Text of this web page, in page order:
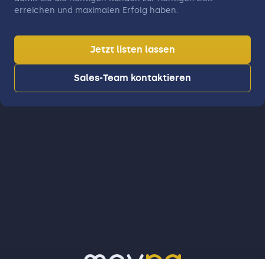
erreichen und maximalen Erfolg haben.
Jetzt listen lassen
Sales-Team kontaktieren